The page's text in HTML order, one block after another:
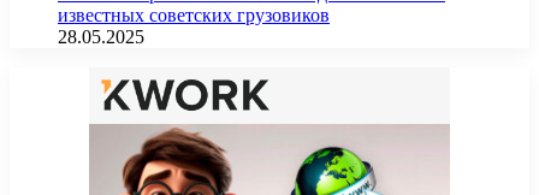
известных советских грузовиков
28.05.2025